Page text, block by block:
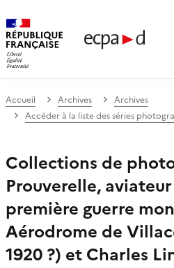
de
Accueil Archives
Archives
Accéder à la liste des séries
Collections de
Prouverelle,
première guerre
Aérodrome de
1920 ?) et Charles